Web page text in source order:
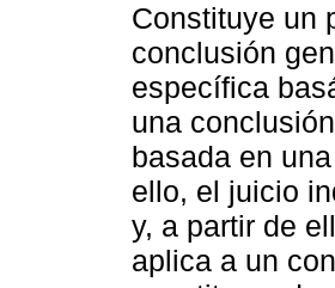
Constituye un
conclusión
específica
una
basada en
ello, el juicio
y, a partir de
aplica a un